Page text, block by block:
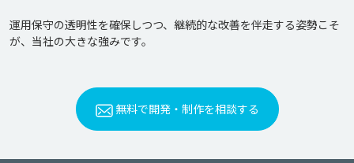
運用保守の透明性を確保しつつ、継続的な改善を伴走する姿勢こそ
無料で開発・制作を相談する